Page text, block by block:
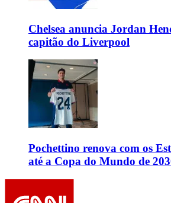
Chelsea anuncia Jordan
capitão do Liverpool
Pochettino renova com os
até a Copa do Mundo de